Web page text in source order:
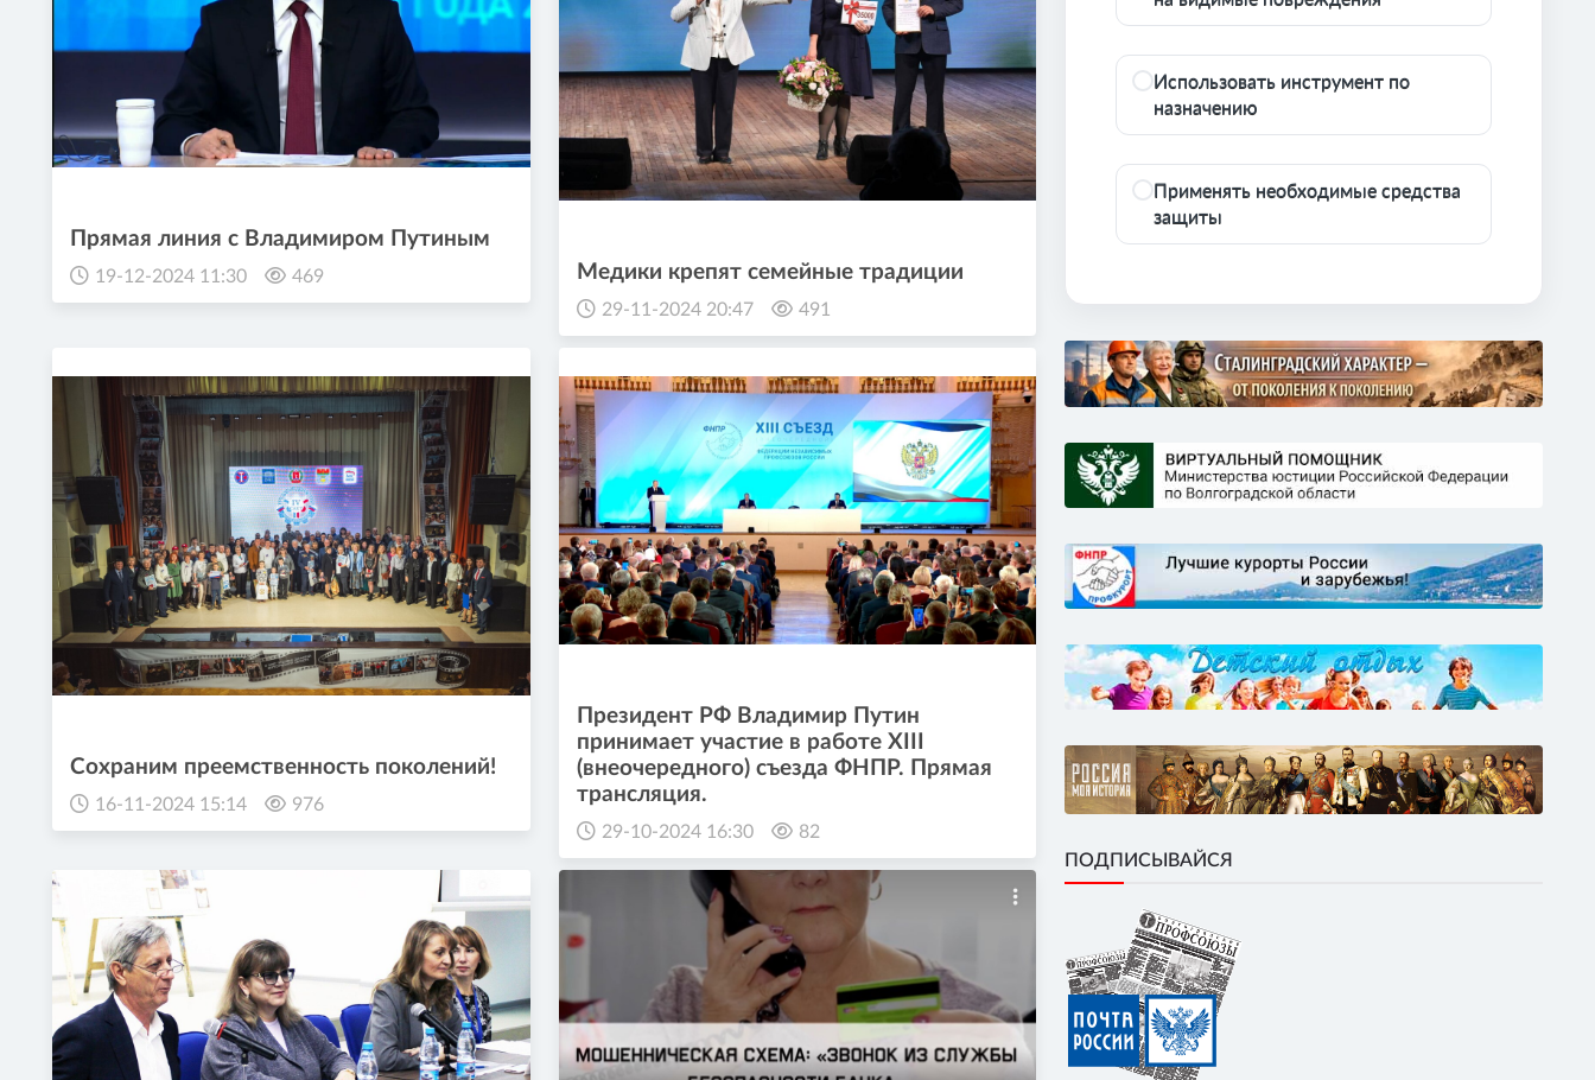
Прямая линия с Владимиром Путиным
19-12-2024 11:30 469 Медики крепят семейные традиции
29-11-2024 20:47 491
Сохраним преемственность поколений!
16-11-2024 15:14 976
Президент РФ Владимир Путин
принимает участие в работе XIII
(внеочередного) съезда ФНПР. Прямая
трансляция.
29-10-2024 16:30 82
Использовать инструмент по
назначению
Применять необходимые средства
защиты
ПОДПИСЫВАЙСЯ